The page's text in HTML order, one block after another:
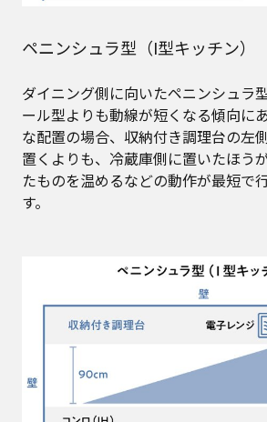
ペニンシュラ型（I型キッチン）
ダイニング側に向いたペニンシュラ
ール型よりも動線が短くなる傾向に
な配置の場合、収納付き調理台の左
置くよりも、冷蔵庫側に置いたほう
たものを温めるなどの動作が最短で
す。